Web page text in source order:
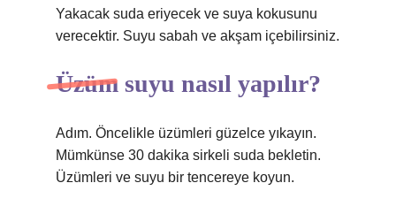
Yakacak suda eriyecek ve suya kokusunu
verecektir. Suyu sabah ve akşam içebilirsiniz.
Üzüm suyu nasıl yapılır?
Adım. Öncelikle üzümleri güzelce yıkayın.
Mümkünse 30 dakika sirkeli suda bekletin.
Üzümleri ve suyu bir tencereye koyun.